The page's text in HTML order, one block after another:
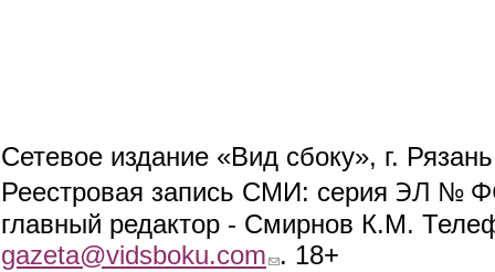
Сетевое издание «Вид сбоку», г.
Реестровая запись СМИ: серия ЭЛ №
главный редактор - Смирнов К.М.
gazeta@vidsboku.com (link sends e-mail)
. 18+